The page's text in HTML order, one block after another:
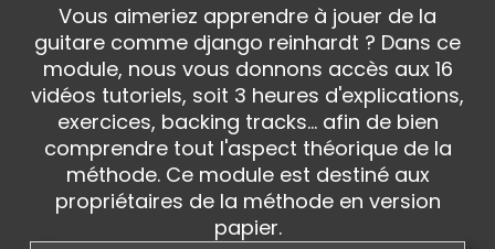
Vous aimeriez apprendre à jouer de la
guitare comme django reinhardt ? Dans ce
module, nous vous donnons accès aux 16
vidéos tutoriels, soit 3 heures d'explications,
exercices, backing tracks... afin de bien
comprendre tout l'aspect théorique de la
méthode. Ce module est destiné aux
propriétaires de la méthode en version
papier.